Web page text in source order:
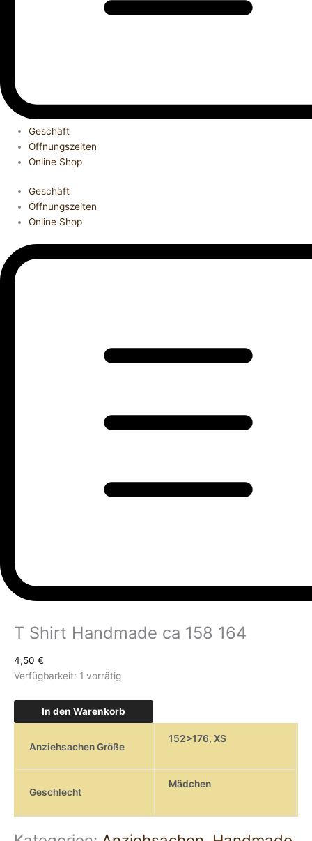
Geschäft
Öffnungszeiten
Online Shop
Geschäft
Öffnungszeiten
Online Shop
T Shirt Handmade ca 158 164
4,50 €
Verfügbarkeit: 1 vorrätig
In den Warenkorb
Anziehsachen Größe
152>176, XS
Geschlecht
Mädchen